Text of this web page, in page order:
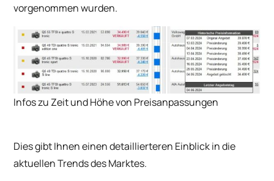
vorgenommen wurden.
Infos zu Zeit und Höhe von Preisanpassungen
Dies gibt Ihnen einen detaillierteren Einblick in die
aktuellen Trends des Marktes.